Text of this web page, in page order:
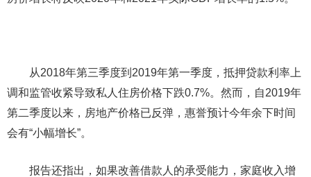
从2018年第三季度到2019年第一季度，抵押贷款利率上
调和监管收紧导致私人住房价格下跌0.7%。然而，自2019年
第二季度以来，房地产价格已反弹，惠誉预计今年余下时间
会有“小幅增长”。
报告还指出，如果改善借款人的承受能力，家庭收入增